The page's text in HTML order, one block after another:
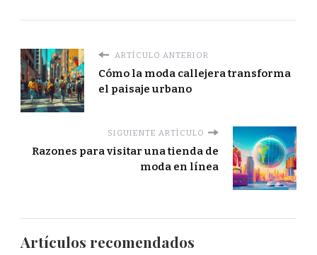
ARTÍCULO ANTERIOR
Cómo la moda callejera transforma
el paisaje urbano
SIGUIENTE ARTÍCULO
Razones para visitar una tienda de
moda en línea
Artículos recomendados